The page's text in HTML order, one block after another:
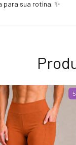
para sua rotina. ✨